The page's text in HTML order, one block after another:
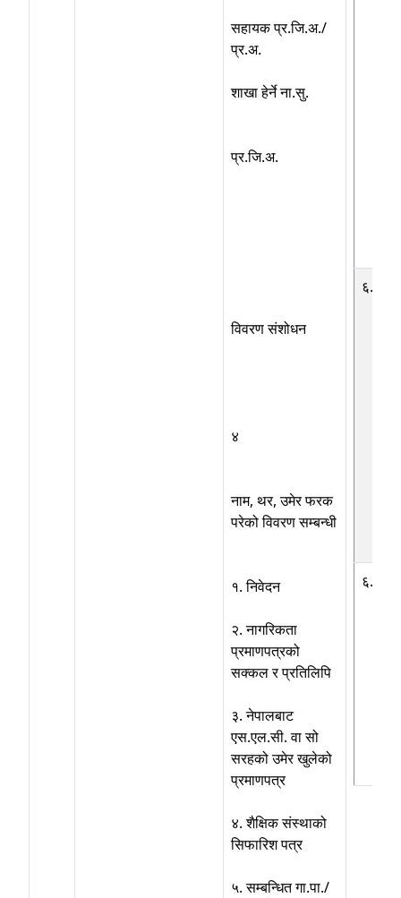
सहायक प्र.जि.अ./
प्र.अ.
शाखा हेर्ने ना.सु.
प्र.जि.अ.
विवरण संशोधन
४
नाम, थर, उमेर फरक
परेको विवरण सम्बन्धी
१. निवेदन
२. नागरिकता
प्रमाणपत्रको
सक्कल र प्रतिलिपि
३. नेपालबाट
एस.एल.सी. वा सो
सरहको उमेर खुलेको
प्रमाणपत्र
४. शैक्षिक संस्थाको
सिफारिश पत्र
५. सम्बन्धित गा.पा./
६.३
६.४